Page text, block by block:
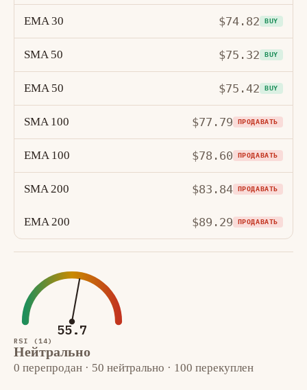
EMA 30 $74.82 BUY
SMA 50 $75.32 BUY
EMA 50 $75.42 BUY
SMA 100 $77.79 ПРОДАВАТЬ
EMA 100 $78.60 ПРОДАВАТЬ
SMA 200 $83.84 ПРОДАВАТЬ
EMA 200 $89.29 ПРОДАВАТЬ
55.7
RSI (14)
Нейтрально
0 перепродан · 50 нейтрально · 100 перекуплен